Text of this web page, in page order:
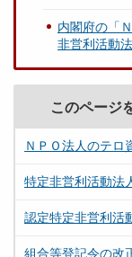
内閣府の「
非営利活動
このページ
ＮＰＯ法人のテロ
特定非営利活動法
認定特定非営利活
組合等登記令の改